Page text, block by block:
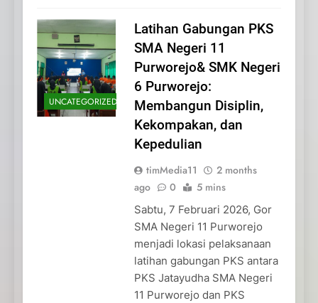
UNCATEGORIZED
Latihan Gabungan PKS
SMA Negeri 11
Purworejo& SMK Negeri
6 Purworejo:
Membangun Disiplin,
Kekompakan, dan
Kepedulian
timMedia11
2 months
ago
0 5 mins
Sabtu, 7 Februari 2026, Gor
SMA Negeri 11 Purworejo
menjadi lokasi pelaksanaan
latihan gabungan PKS antara
PKS Jatayudha SMA Negeri
11 Purworejo dan PKS